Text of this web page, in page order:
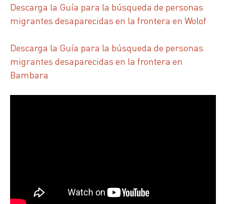
Descarga la Guía para la búsqueda de personas
migrantes desaparecidas en la frontera en Wolof
Descarga la Guía para la búsqueda de personas
migrantes desaparecidas en la frontera en
Bambara